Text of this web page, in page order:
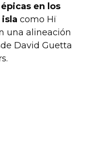
en los
como Hï
una alineación
David Guetta